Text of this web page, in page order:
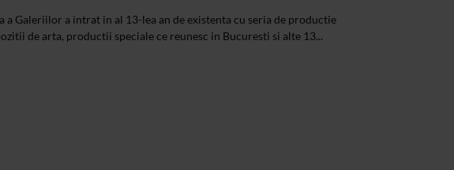
a Galeriilor a intrat in al 13-lea an de existenta cu seria de productie
de arta, productii speciale ce reunesc in Bucuresti si alte 13...